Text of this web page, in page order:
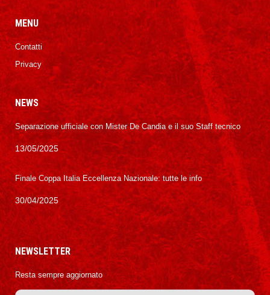
MENU
Contatti
Privacy
NEWS
Separazione ufficiale con Mister De Candia e il suo Staff tecnico
13/05/2025
Finale Coppa Italia Eccellenza Nazionale: tutte le info
30/04/2025
NEWSLETTER
Resta sempre aggiornato